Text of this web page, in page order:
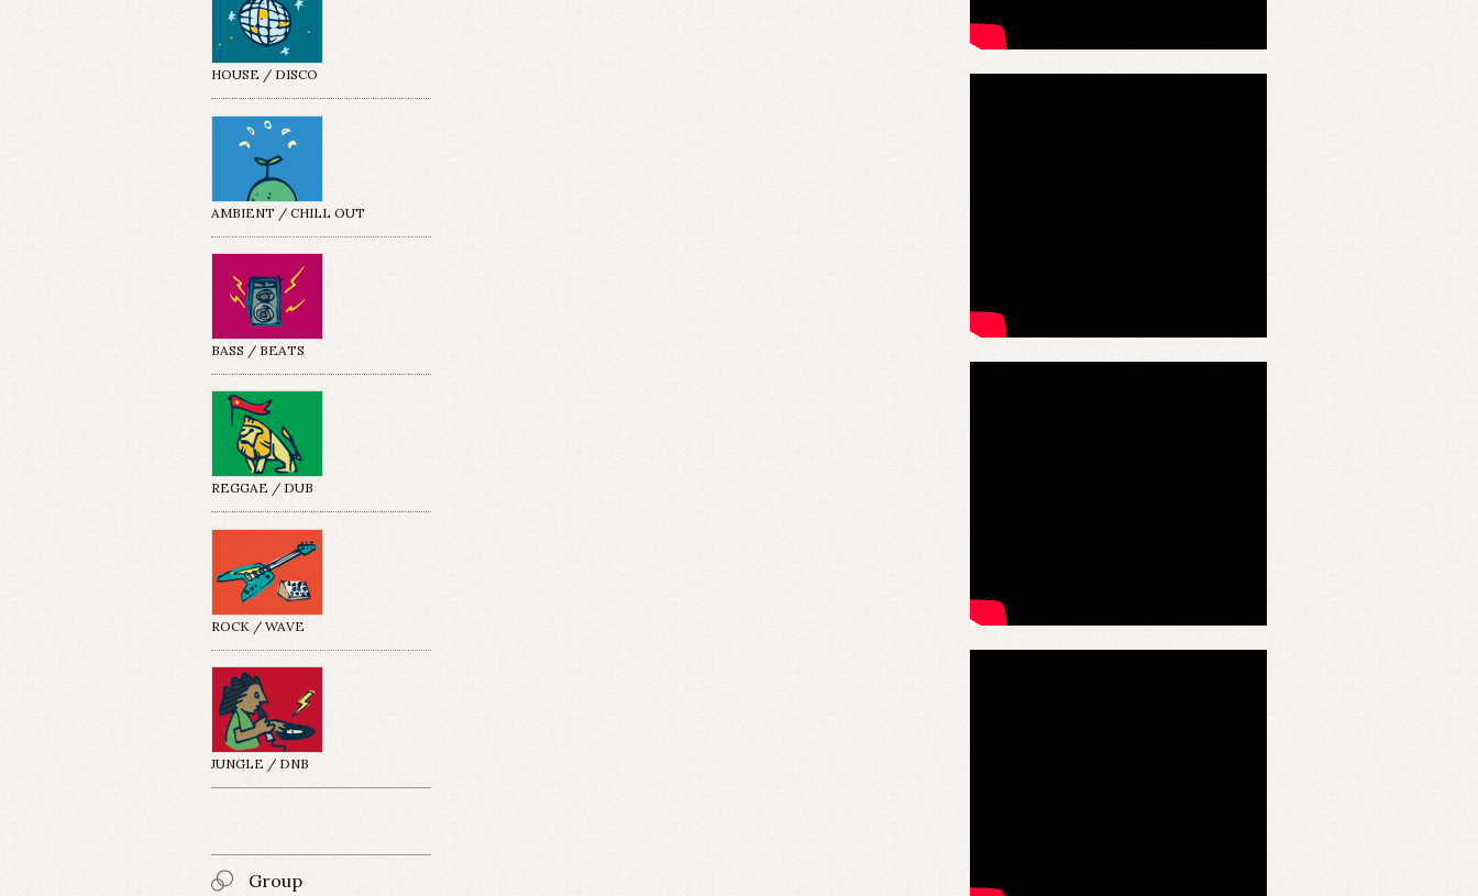
HOUSE / DISCO
AMBIENT / CHILL OUT
BASS / BEATS
REGGAE / DUB
ROCK / WAVE
JUNGLE / DNB
Group